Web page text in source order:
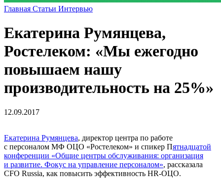
Главная Статьи Интервью
Екатерина Румянцева,
Ростелеком: «Мы ежегодно
повышаем нашу
производительность на 25%»
12.09.2017
Екатерина Румянцева, директор центра по работе
с персоналом МФ ОЦО «Ростелеком» и спикер Пятнадцатой
конференции «Общие центры обслуживания: организация
и развитие. Фокус на управление персоналом», рассказала
CFO Russia, как повысить эффективность HR-ОЦО.